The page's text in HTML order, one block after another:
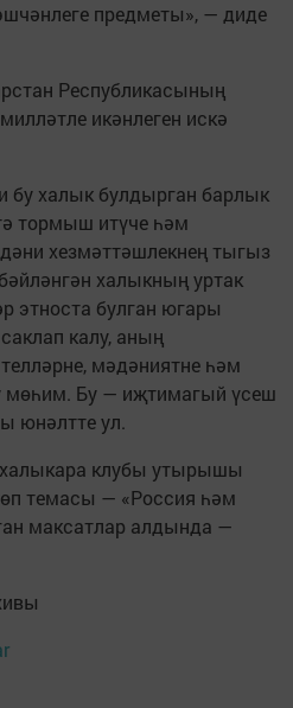
предметы», — диде
Республикасының
икәнлеген искә
бу халык булдырган барлык
тормыш итүче һәм
хезмәттәшлекнең тыгыз
халыкның уртак
этноста булган югары
калу, аның
мәдәниятне һәм
мөһим. Бу — иҗтимагый үсеш
юнәлтте ул.
халыкара клубы утырышы
темасы — «Россия һәм
максатлар алдында —